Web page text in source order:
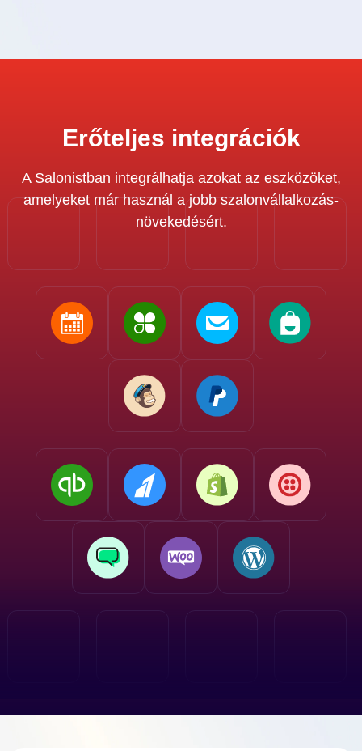
Erőteljes integrációk
A Salonistban integrálhatja azokat az eszközöket,
amelyeket már használ a jobb szalonvállalkozás-
növekedésért.